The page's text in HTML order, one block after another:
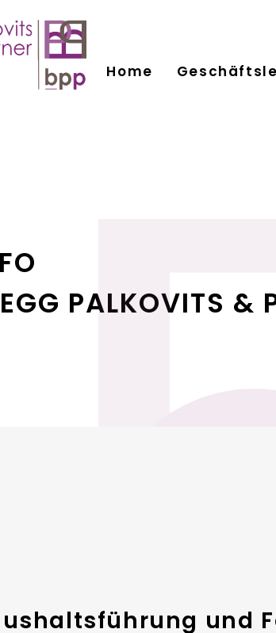
Home
PALKOVITS &
und